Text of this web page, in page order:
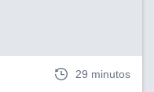
29 minutos